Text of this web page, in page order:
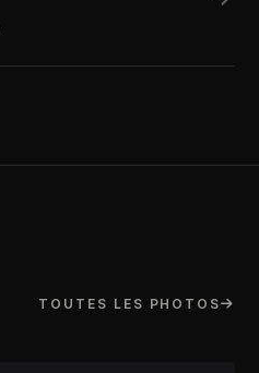
TOUTES LES PHOTOS